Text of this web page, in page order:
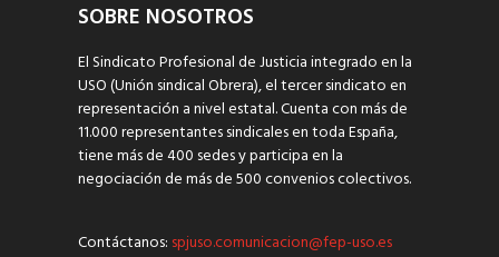
SOBRE NOSOTROS
El Sindicato Profesional de Justicia integrado en la
USO (Unión sindical Obrera), el tercer sindicato en
representación a nivel estatal. Cuenta con más de
11.000 representantes sindicales en toda España,
tiene más de 400 sedes y participa en la
negociación de más de 500 convenios colectivos.
Contáctanos: spjuso.comunicacion@fep-uso.es